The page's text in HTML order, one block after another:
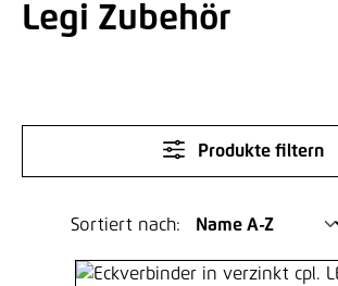
Legi Zubehör
Produkte filtern
Sortiert nach: